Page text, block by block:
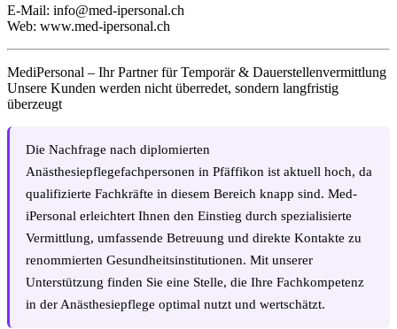
E-Mail: info@med-ipersonal.ch
Web: www.med-ipersonal.ch
MediPersonal – Ihr Partner für Temporär & Dauerstellenvermittlung
Unsere Kunden werden nicht überredet, sondern langfristig
überzeugt
Die Nachfrage nach diplomierten
Anästhesiepflegefachpersonen in Pfäffikon ist aktuell hoch, da
qualifizierte Fachkräfte in diesem Bereich knapp sind. Med-
iPersonal erleichtert Ihnen den Einstieg durch spezialisierte
Vermittlung, umfassende Betreuung und direkte Kontakte zu
renommierten Gesundheitsinstitutionen. Mit unserer
Unterstützung finden Sie eine Stelle, die Ihre Fachkompetenz
in der Anästhesiepflege optimal nutzt und wertschätzt.